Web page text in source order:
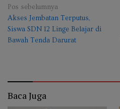
Navigasi
pos
Pos sebelumnya
Akses Jembatan Terputus,
Siswa SDN 12 Linge Belajar di
Bawah Tenda Darurat
Baca Juga